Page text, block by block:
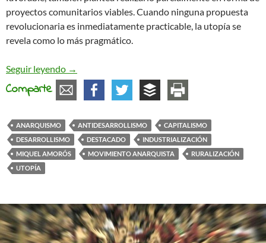
proyectos comunitarios viables. Cuando ninguna propuesta
revolucionaria es inmediatamente practicable, la utopía se
revela como lo más pragmático.
Seguir leyendo El anarquismo práctico y la utopía concreta
→
Comparte
ANARQUISMO ANTIDESARROLLISMO
CAPITALISMO
DESARROLLISMO
DESTACADO
INDUSTRIALIZACIÓN
MIQUEL AMORÓS
MOVIMIENTO ANARQUISTA
RURALIZACIÓN
UTOPÍA